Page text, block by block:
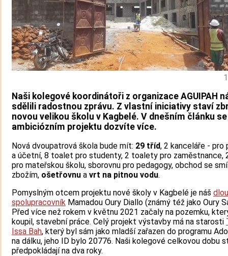
Naši kolegové koordinátoři z organizace AGUIPAH
sdělili radostnou zprávu. Z vlastní iniciativy staví
novou velikou školu v Kagbelé. V dnešním článku
ambiciózním projektu dozvíte více.
Nová dvoupatrová škola bude mít: 29 tříd, 2 kanceláře - pro
a účetní, 8 toalet pro studenty, 2 toalety pro zaměstnance,
pro mateřskou školu, sborovnu pro pedagogy, obchod se
zbožím, ošetřovnu a vrt na pitnou vodu.
Pomyslným otcem projektu nové školy v Kagbelé je náš
spolupracovník Mamadou Oury Diallo (známý též jako Oury
Před více než rokem v květnu 2021 začaly na pozemku,
koupil, stavební práce. Celý projekt výstavby má na starosti
Issa Bah, který byl sám jako mladší zařazen do programu
na dálku, jeho ID bylo 20776. Naši kolegové celkovou dobu
předpokládají na dva roky.